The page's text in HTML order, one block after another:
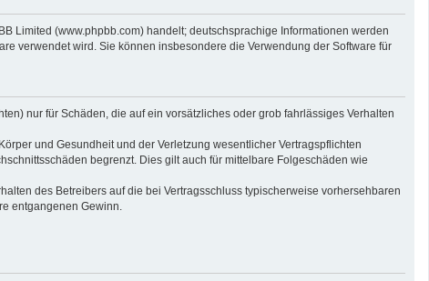
Limited (www.phpbb.com) handelt; deutschsprachige Informationen werden
verwendet wird. Sie können insbesondere die Verwendung der Software für
nur für Schäden, die auf ein vorsätzliches oder grob fahrlässiges Verhalten
und Gesundheit und der Verletzung wesentlicher Vertragspflichten
begrenzt. Dies gilt auch für mittelbare Folgeschäden wie
des Betreibers auf die bei Vertragsschluss typischerweise vorhersehbaren
entgangenen Gewinn.